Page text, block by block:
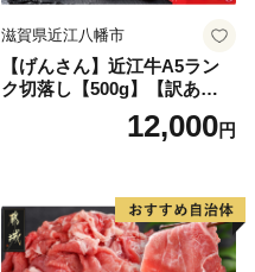
滋賀県近江八幡市
【げんさん】近江牛A5ラン
ク切落し【500g】【訳あり】
12,000円